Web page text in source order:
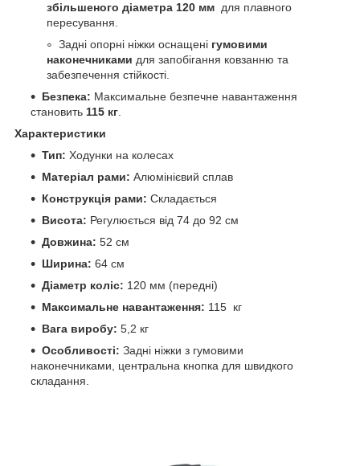
збільшеного діаметра 120 мм для плавного
пересування.
Задні опорні ніжки оснащені гумовими
наконечниками для запобігання ковзанню та
забезпечення стійкості.
Безпека: Максимальне безпечне навантаження
становить 115 кг.
Характеристики
Тип: Ходунки на колесах
Матеріал рами: Алюмінієвий сплав
Конструкція рами: Складається
Висота: Регулюється від 74 до 92 см
Довжина: 52 см
Ширина: 64 см
Діаметр коліс: 120 мм (передні)
Максимальне навантаження: 115 кг
Вага виробу: 5,2 кг
Особливості: Задні ніжки з гумовими
наконечниками, центральна кнопка для швидкого
складання.